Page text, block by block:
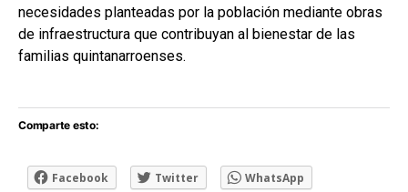
necesidades planteadas por la población mediante obras
de infraestructura que contribuyan al bienestar de las
familias quintanarroenses.
Comparte esto:
Facebook Twitter WhatsApp